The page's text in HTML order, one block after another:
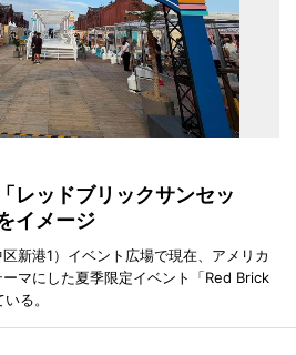
レッドブリックサンセッ
イメージ
新港1）イベント広場で現在、アメリカ
マにした夏季限定イベント「Red Brick
る。